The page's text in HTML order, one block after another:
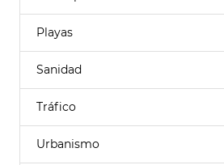
Playas
Sanidad
Tráfico
Urbanismo